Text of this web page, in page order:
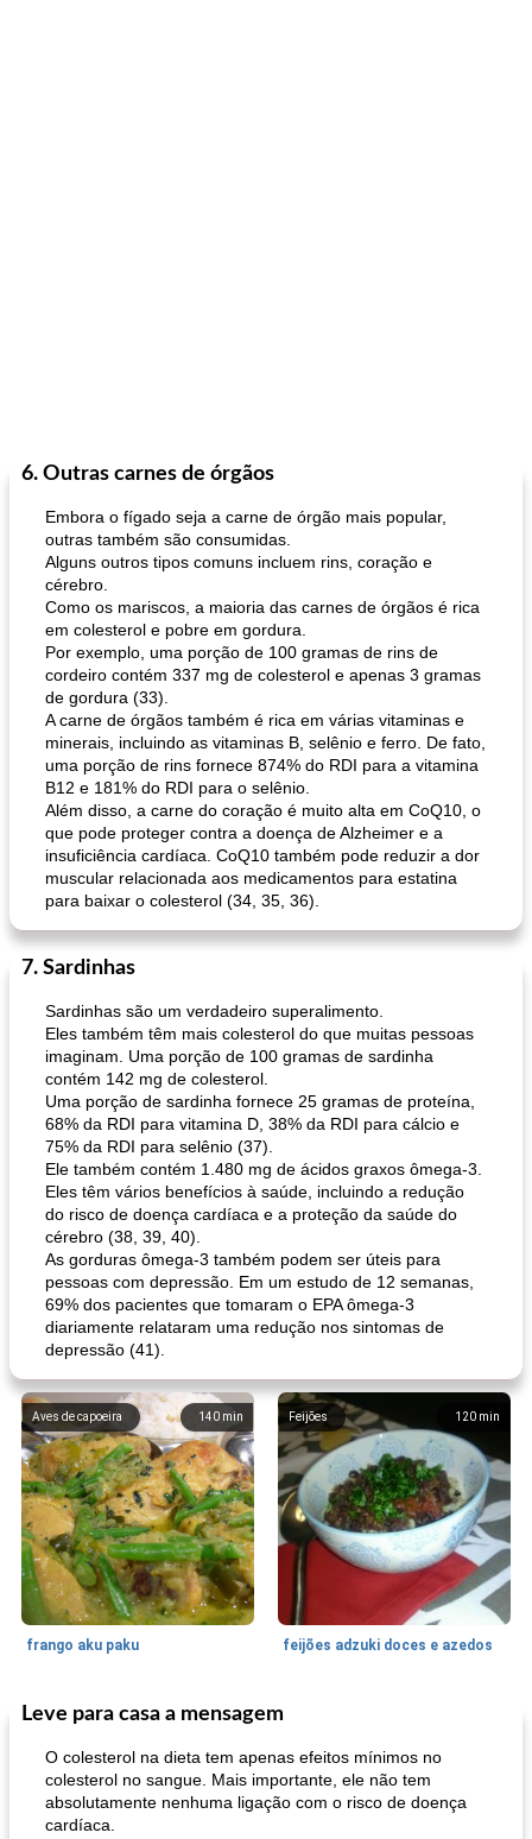
6. Outras carnes de órgãos
Embora o fígado seja a carne de órgão mais popular,
outras também são consumidas.
Alguns outros tipos comuns incluem rins, coração e
cérebro.
Como os mariscos, a maioria das carnes de órgãos é rica
em colesterol e pobre em gordura.
Por exemplo, uma porção de 100 gramas de rins de
cordeiro contém 337 mg de colesterol e apenas 3 gramas
de gordura (33).
A carne de órgãos também é rica em várias vitaminas e
minerais, incluindo as vitaminas B, selênio e ferro. De fato,
uma porção de rins fornece 874% do RDI para a vitamina
B12 e 181% do RDI para o selênio.
Além disso, a carne do coração é muito alta em CoQ10, o
que pode proteger contra a doença de Alzheimer e a
insuficiência cardíaca. CoQ10 também pode reduzir a dor
muscular relacionada aos medicamentos para estatina
para baixar o colesterol (34, 35, 36).
7. Sardinhas
Sardinhas são um verdadeiro superalimento.
Eles também têm mais colesterol do que muitas pessoas
imaginam. Uma porção de 100 gramas de sardinha
contém 142 mg de colesterol.
Uma porção de sardinha fornece 25 gramas de proteína,
68% da RDI para vitamina D, 38% da RDI para cálcio e
75% da RDI para selênio (37).
Ele também contém 1.480 mg de ácidos graxos ômega-3.
Eles têm vários benefícios à saúde, incluindo a redução
do risco de doença cardíaca e a proteção da saúde do
cérebro (38, 39, 40).
As gorduras ômega-3 também podem ser úteis para
pessoas com depressão. Em um estudo de 12 semanas,
69% dos pacientes que tomaram o EPA ômega-3
diariamente relataram uma redução nos sintomas de
depressão (41).
140 min
Aves de capoeira
frango aku paku
120 min
Feijões
feijões adzuki doces e azedos
30min
Bolos
Leve para casa a mensagem
O colesterol na dieta tem apenas efeitos mínimos no
colesterol no sangue. Mais importante, ele não tem
absolutamente nenhuma ligação com o risco de doença
cardíaca.